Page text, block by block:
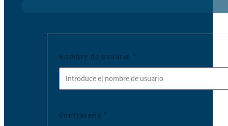
Nombre de usuario *
Contraseña *